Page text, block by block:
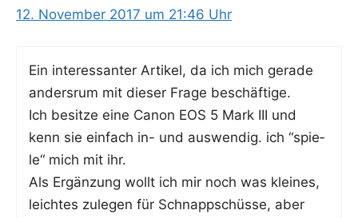
12. November 2017 um 21:46 Uhr
Ein inter­es­san­ter Arti­kel, da ich mich gera­de
anders­rum mit die­ser Fra­ge beschäftige.
Ich besit­ze eine Canon EOS 5 Mark III und
kenn sie ein­fach in- und aus­wen­dig. ich “spie­
le“ mich mit ihr.
Als Ergän­zung wollt ich mir noch was klei­nes,
leich­tes zule­gen für Schnapp­schüs­se, aber